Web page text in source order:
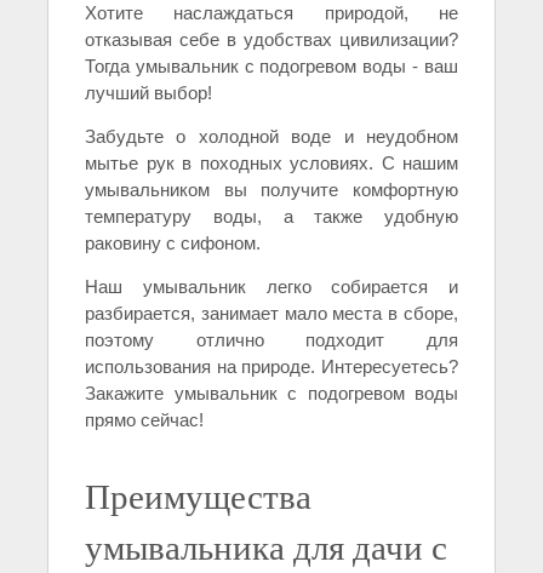
Хотите наслаждаться природой, не
отказывая себе в удобствах цивилизации?
Тогда умывальник с подогревом воды - ваш
лучший выбор!
Забудьте о холодной воде и неудобном
мытье рук в походных условиях. С нашим
умывальником вы получите комфортную
температуру воды, а также удобную
раковину с сифоном.
Наш умывальник легко собирается и
разбирается, занимает мало места в сборе,
поэтому отлично подходит для
использования на природе. Интересуетесь?
Закажите умывальник с подогревом воды
прямо сейчас!
Преимущества
умывальника для дачи с